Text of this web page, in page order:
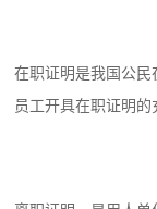
在职证明是我国公
员工开具在职证明